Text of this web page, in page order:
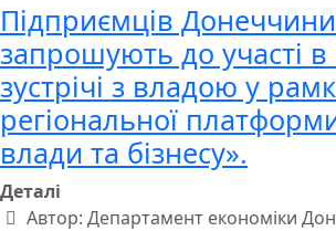
Підприємців Донеччини
запрошують до участі
зустрічі з владою у
регіональної
влади та бізнесу».
Деталі
Автор: Департамент економіки